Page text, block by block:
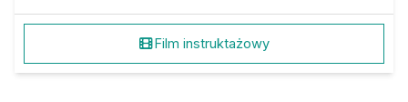
Film instruktażowy